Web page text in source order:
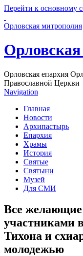
Перейти к основному
Орловская митрополия
Орловская епархия
Православной Церкви
Navigation
Главная
Новости
Архипастырь
Епархия
Храмы
История
Святые
Святыни
Музей
Для СМИ
Все желающие
участниками
Тихона и
молодежью